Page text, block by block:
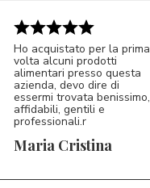
MC 5/5
Ho acquistato per la prima
volta alcuni prodotti
alimentari presso questa
azienda, devo dire di
essermi trovata benissimo,
affidabili, gentili e
professionali.r
Maria Cristina